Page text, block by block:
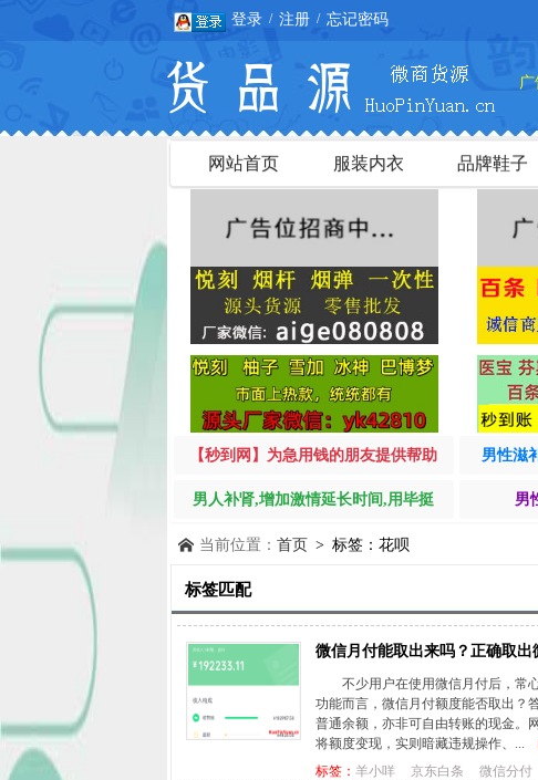
登录 / 注册 / 忘记密码
网站首页 服装内衣 品牌鞋子
【秒到网】为急用钱的朋友提供帮助 男性滋
男人补肾,增加激情延长时间,用毕挺 男
当前位置： 首页 > 标签：花呗
标签匹配
微信月付能取出来吗？正确取出
不少用户在使用微信月付后，常
功能而言，微信月付额度能否取出？
普通余额，亦非可自由转账的现金。
将额度变现，实则暗藏违规操作、...
标签： 羊小咩 京东白条 微信分付